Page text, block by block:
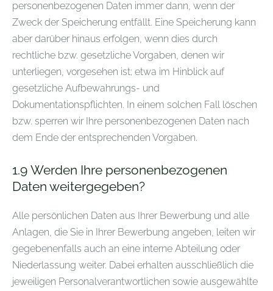
personenbezogenen Daten immer dann, wenn der
Zweck der Speicherung entfällt. Eine Speicherung kann
aber darüber hinaus erfolgen, wenn dies durch
rechtliche bzw. gesetzliche Vorgaben, denen wir
unterliegen, vorgesehen ist; etwa im Hinblick auf
gesetzliche Aufbewahrungs- und
Dokumentationspflichten. In einem solchen Fall löschen
bzw. sperren wir Ihre personenbezogenen Daten nach
dem Ende der entsprechenden Vorgaben.
1.9 Werden Ihre personenbezogenen
Daten weitergegeben?
Alle persönlichen Daten aus Ihrer Bewerbung und alle
Anlagen, die Sie in Ihrer Bewerbung angeben, leiten wir
gegebenenfalls auch an eine interne Abteilung oder
Niederlassung weiter. Dabei erhalten ausschließlich die
jeweiligen Personalverantwortlichen sowie ausgewählte